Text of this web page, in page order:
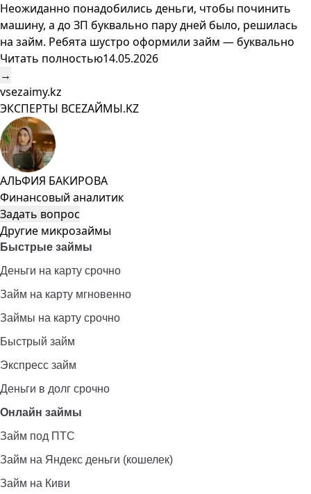
Неожиданно понадобились деньги, чтобы починить
машину, а до ЗП буквально пару дней было, решилась
на займ. Ребята шустро оформили займ — буквально
Читать полностью14.05.2026
→
vsezaimy.kz
ЭКСПЕРТЫ ВСЕZAЙМЫ.KZ
АЛЬФИЯ БАКИРОВА
Финансовый аналитик
Задать вопрос
Другие микрозаймы
Быстрые займы
Деньги на карту срочно
Займ на карту мгновенно
Займы на карту срочно
Быстрый займ
Экспресс займ
Деньги в долг срочно
Онлайн займы
Займ под ПТС
Займ на Яндекс деньги (кошелек)
Займ на Киви